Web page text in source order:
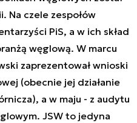
Na czele zespołów
PiS, a w ich skład
węglową. W marcu
zaprezentował wnioski
(obecnie jej działanie
a w maju - z audytu
JSW to jedyna